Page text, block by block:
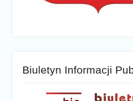
Biuletyn Informacji